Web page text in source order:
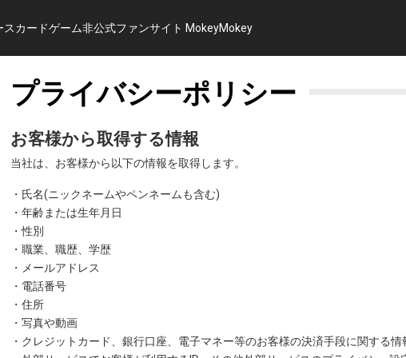
スカードゲーム非公式ファンサイト MokeyMokey
プライバシーポリシー
お客様から取得する情報
当社は、お客様から以下の情報を取得します。
・氏名(ニックネームやペンネームも含む)
・年齢または生年月日
・性別
・職業、職歴、学歴
・メールアドレス
・電話番号
・住所
・写真や動画
・クレジットカード、銀行口座、電子マネー等のお客様の決済手段に関する情